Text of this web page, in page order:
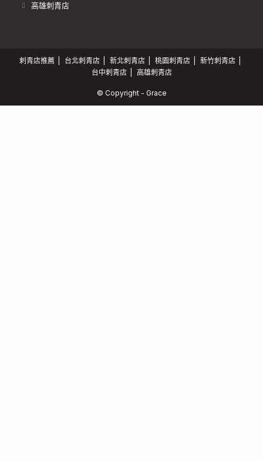
高雄刺青店
刺青店推薦 台北刺青店 新北刺青店 桃園刺青店
新竹刺青店
台中刺青店
高雄刺青店
© Copyright - Grace